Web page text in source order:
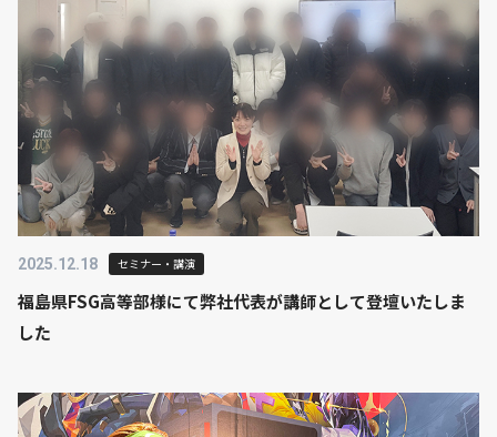
2025.12.18 セミナー・講演
福島県FSG高等部様にて弊社代表が講師として登壇いたしま
した